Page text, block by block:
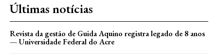
Últimas notícias
Revista da gestão de Guida Aquino registra legado de 8 anos
— Universidade Federal do Acre